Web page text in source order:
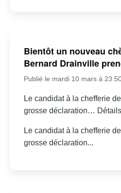
Bientôt un nouveau
Bernard Drainville
Publié le mardi 10 mars à
Le candidat à la chefferie
grosse déclaration…
Le candidat à la chefferie
grosse déclaration...